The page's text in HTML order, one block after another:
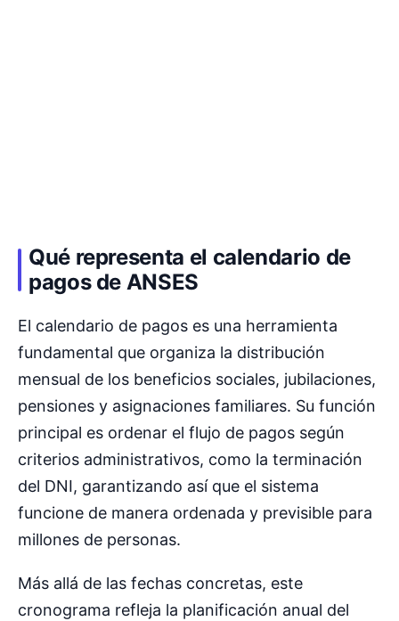
Qué representa el calendario de
pagos de ANSES
El calendario de pagos es una herramienta
fundamental que organiza la distribución
mensual de los beneficios sociales, jubilaciones,
pensiones y asignaciones familiares. Su función
principal es ordenar el flujo de pagos según
criterios administrativos, como la terminación
del DNI, garantizando así que el sistema
funcione de manera ordenada y previsible para
millones de personas.
Más allá de las fechas concretas, este
cronograma refleja la planificación anual del